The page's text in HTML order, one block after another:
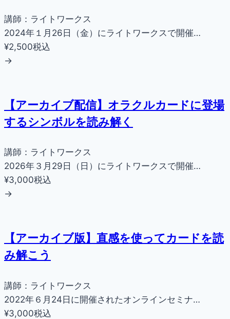
講師：ライトワークス
2024年１月26日（金）にライトワークスで開催…
¥2,500税込
→
【アーカイブ配信】オラクルカードに登場
するシンボルを読み解く
講師：ライトワークス
2026年３月29日（日）にライトワークスで開催…
¥3,000税込
→
【アーカイブ版】直感を使ってカードを読
み解こう
講師：ライトワークス
2022年６月24日に開催されたオンラインセミナ…
¥3,000税込